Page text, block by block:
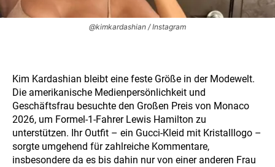
@kimkardashian / Instagram
Kim Kardashian bleibt eine feste Größe in der Modewelt.
Die amerikanische Medienpersönlichkeit und
Geschäftsfrau besuchte den Großen Preis von Monaco
2026, um Formel-1-Fahrer Lewis Hamilton zu
unterstützen. Ihr Outfit – ein Gucci-Kleid mit Kristalllogo –
sorgte umgehend für zahlreiche Kommentare,
insbesondere da es bis dahin nur von einer anderen Frau